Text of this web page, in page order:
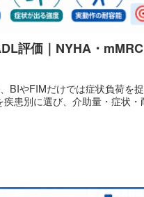
評価｜NYHA・
BIやFIMだけでは症状負荷を
患別に選び、介助量・症状